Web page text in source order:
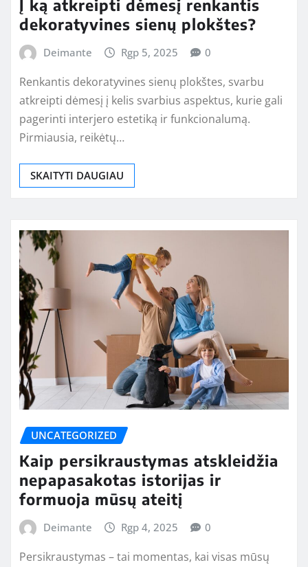
Į ką atkreipti dėmesį renkantis
dekoratyvines sienų plokštes?
Deimante Rgp 5, 2025 0
Renkantis dekoratyvines sienų plokštes, svarbu
atkreipti dėmesį į kelis svarbius aspektus, kurie gali
pagerinti interjero estetiką ir funkcionalumą.
Pirmiausia, reikėtų…
SKAITYTI DAUGIAU
UNCATEGORIZED
Kaip persikraustymas atskleidžia
nepapasakotas istorijas ir
formuoja mūsų ateitį
Deimante Rgp 4, 2025 0
Persikraustymas – tai momentas, kai visas mūsų